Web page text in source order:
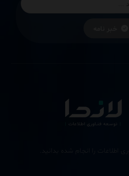
اطلاعات را انجام شده بدانید.